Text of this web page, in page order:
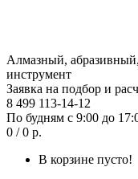
Алмазный,
инструмент
Заявка на подбор и
8 499 113-14-12
По будням с 9:00 до
0 / 0 р.
В корзине пусто!